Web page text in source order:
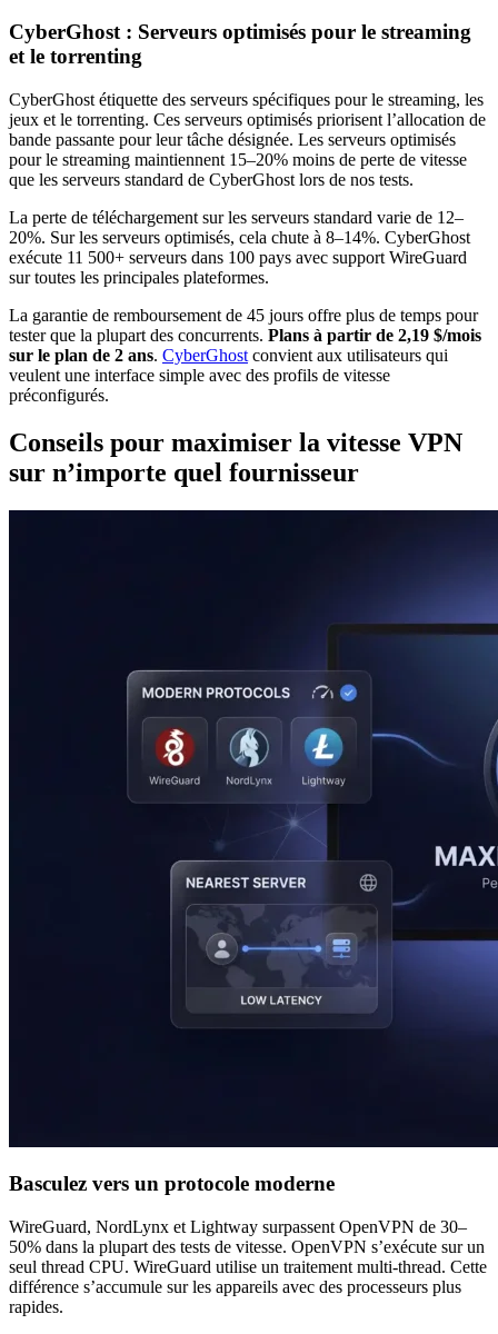
CyberGhost : Serveurs optimisés pour le streaming
et le torrenting
CyberGhost étiquette des serveurs spécifiques pour le streaming, les
jeux et le torrenting. Ces serveurs optimisés priorisent l’allocation de
bande passante pour leur tâche désignée. Les serveurs optimisés
pour le streaming maintiennent 15–20% moins de perte de vitesse
que les serveurs standard de CyberGhost lors de nos tests.
La perte de téléchargement sur les serveurs standard varie de 12–
20%. Sur les serveurs optimisés, cela chute à 8–14%. CyberGhost
exécute 11 500+ serveurs dans 100 pays avec support WireGuard
sur toutes les principales plateformes.
La garantie de remboursement de 45 jours offre plus de temps pour
tester que la plupart des concurrents. Plans à partir de 2,19 $/mois
sur le plan de 2 ans. CyberGhost convient aux utilisateurs qui
veulent une interface simple avec des profils de vitesse
préconfigurés.
Conseils pour maximiser la vitesse VPN
sur n’importe quel fournisseur
Basculez vers un protocole moderne
WireGuard, NordLynx et Lightway surpassent OpenVPN de 30–
50% dans la plupart des tests de vitesse. OpenVPN s’exécute sur un
seul thread CPU. WireGuard utilise un traitement multi-thread. Cette
différence s’accumule sur les appareils avec des processeurs plus
rapides.